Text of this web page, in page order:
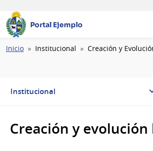
Portal Ejemplo
Ruta
Inicio Institucional Creación y
Institucional
Creación y